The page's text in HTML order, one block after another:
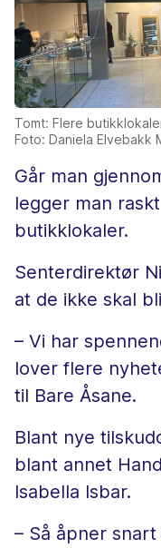
Tomt: Flere
Foto: Daniela Elvebakk
Går man
legger man
butikklokaler.
Senterdirektør
at de ikke skal
– Vi har
lover flere
til Bare Åsane.
Blant nye
blant annet
Isabella Isbar.
– Så åpner